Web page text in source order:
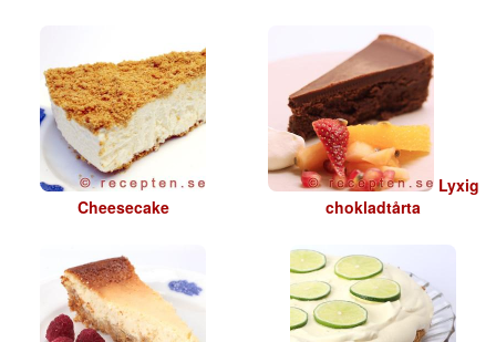
Cheesecake
Lyxig
chokladtårta